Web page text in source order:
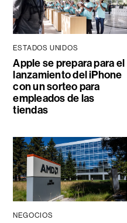
ESTADOS UNIDOS
Apple se prepara para el
lanzamiento del iPhone
con un sorteo para
empleados de las
tiendas
NEGOCIOS